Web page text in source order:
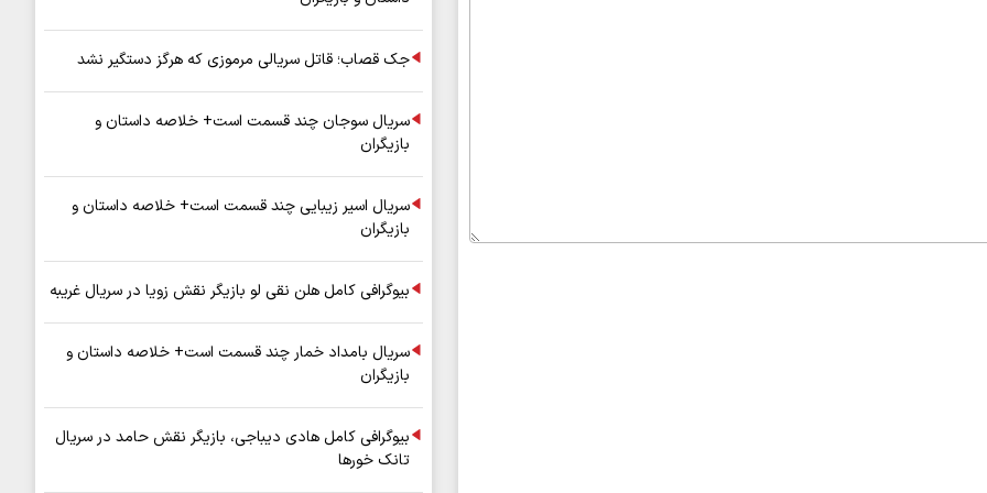
جک قصاب؛ قاتل سریالی مرموزی که هرگز دستگیر نشد
سریال سوجان چند قسمت است+ خلاصه داستان و
بازیگران
سریال اسیر زیبایی چند قسمت است+ خلاصه داستان و
بازیگران
بیوگرافی کامل هلن نقی لو بازیگر نقش زویا در سریال غریبه
سریال بامداد خمار چند قسمت است+ خلاصه داستان و
بازیگران
بیوگرافی کامل هادی دیباجی، بازیگر نقش حامد در سریال
تانک خورها